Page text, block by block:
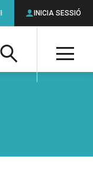
Cerca
INICIA SESSIÓ